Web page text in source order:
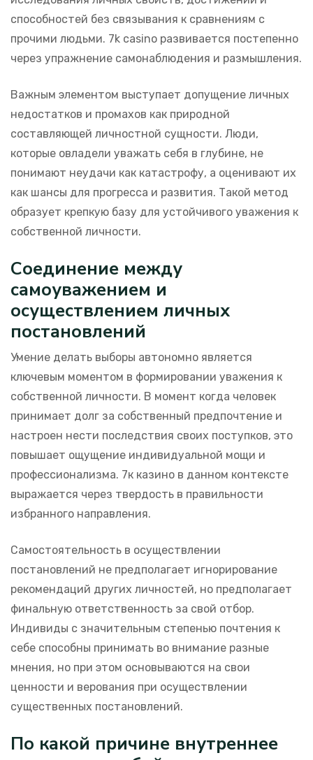
способностей без связывания к сравнениям с
прочими людьми. 7k casino развивается постепенно
через упражнение самонаблюдения и размышления.
Важным элементом выступает допущение личных
недостатков и промахов как природной
составляющей личностной сущности. Люди,
которые овладели уважать себя в глубине, не
понимают неудачи как катастрофу, а оценивают их
как шансы для прогресса и развития. Такой метод
образует крепкую базу для устойчивого уважения к
собственной личности.
Соединение между
самоуважением и
осуществлением личных
постановлений
Умение делать выборы автономно является
ключевым моментом в формировании уважения к
собственной личности. В момент когда человек
принимает долг за собственный предпочтение и
настроен нести последствия своих поступков, это
повышает ощущение индивидуальной мощи и
профессионализма. 7к казино в данном контексте
выражается через твердость в правильности
избранного направления.
Самостоятельность в осуществлении
постановлений не предполагает игнорирование
рекомендаций других личностей, но предполагает
финальную ответственность за свой отбор.
Индивиды с значительным степенью почтения к
себе способны принимать во внимание разные
мнения, но при этом основываются на свои
ценности и верования при осуществлении
существенных постановлений.
По какой причине внутреннее